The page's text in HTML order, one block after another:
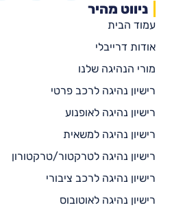
ניווט מהיר
עמוד הבית
אודות דרייבלי
מורי הנהיגה שלנו
רישיון נהיגה לרכב פרטי
רישיון נהיגה לאופנוע
רישיון נהיגה למשאית
רישיון נהיגה לטרקטור/טרקטורון
רישיון נהיגה לרכב ציבורי
רישיון נהיגה לאוטובוס